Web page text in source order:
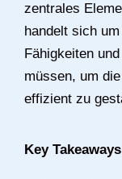
zentrales
handelt sich
Fähigkeiten
müssen, um
effizient zu
Key